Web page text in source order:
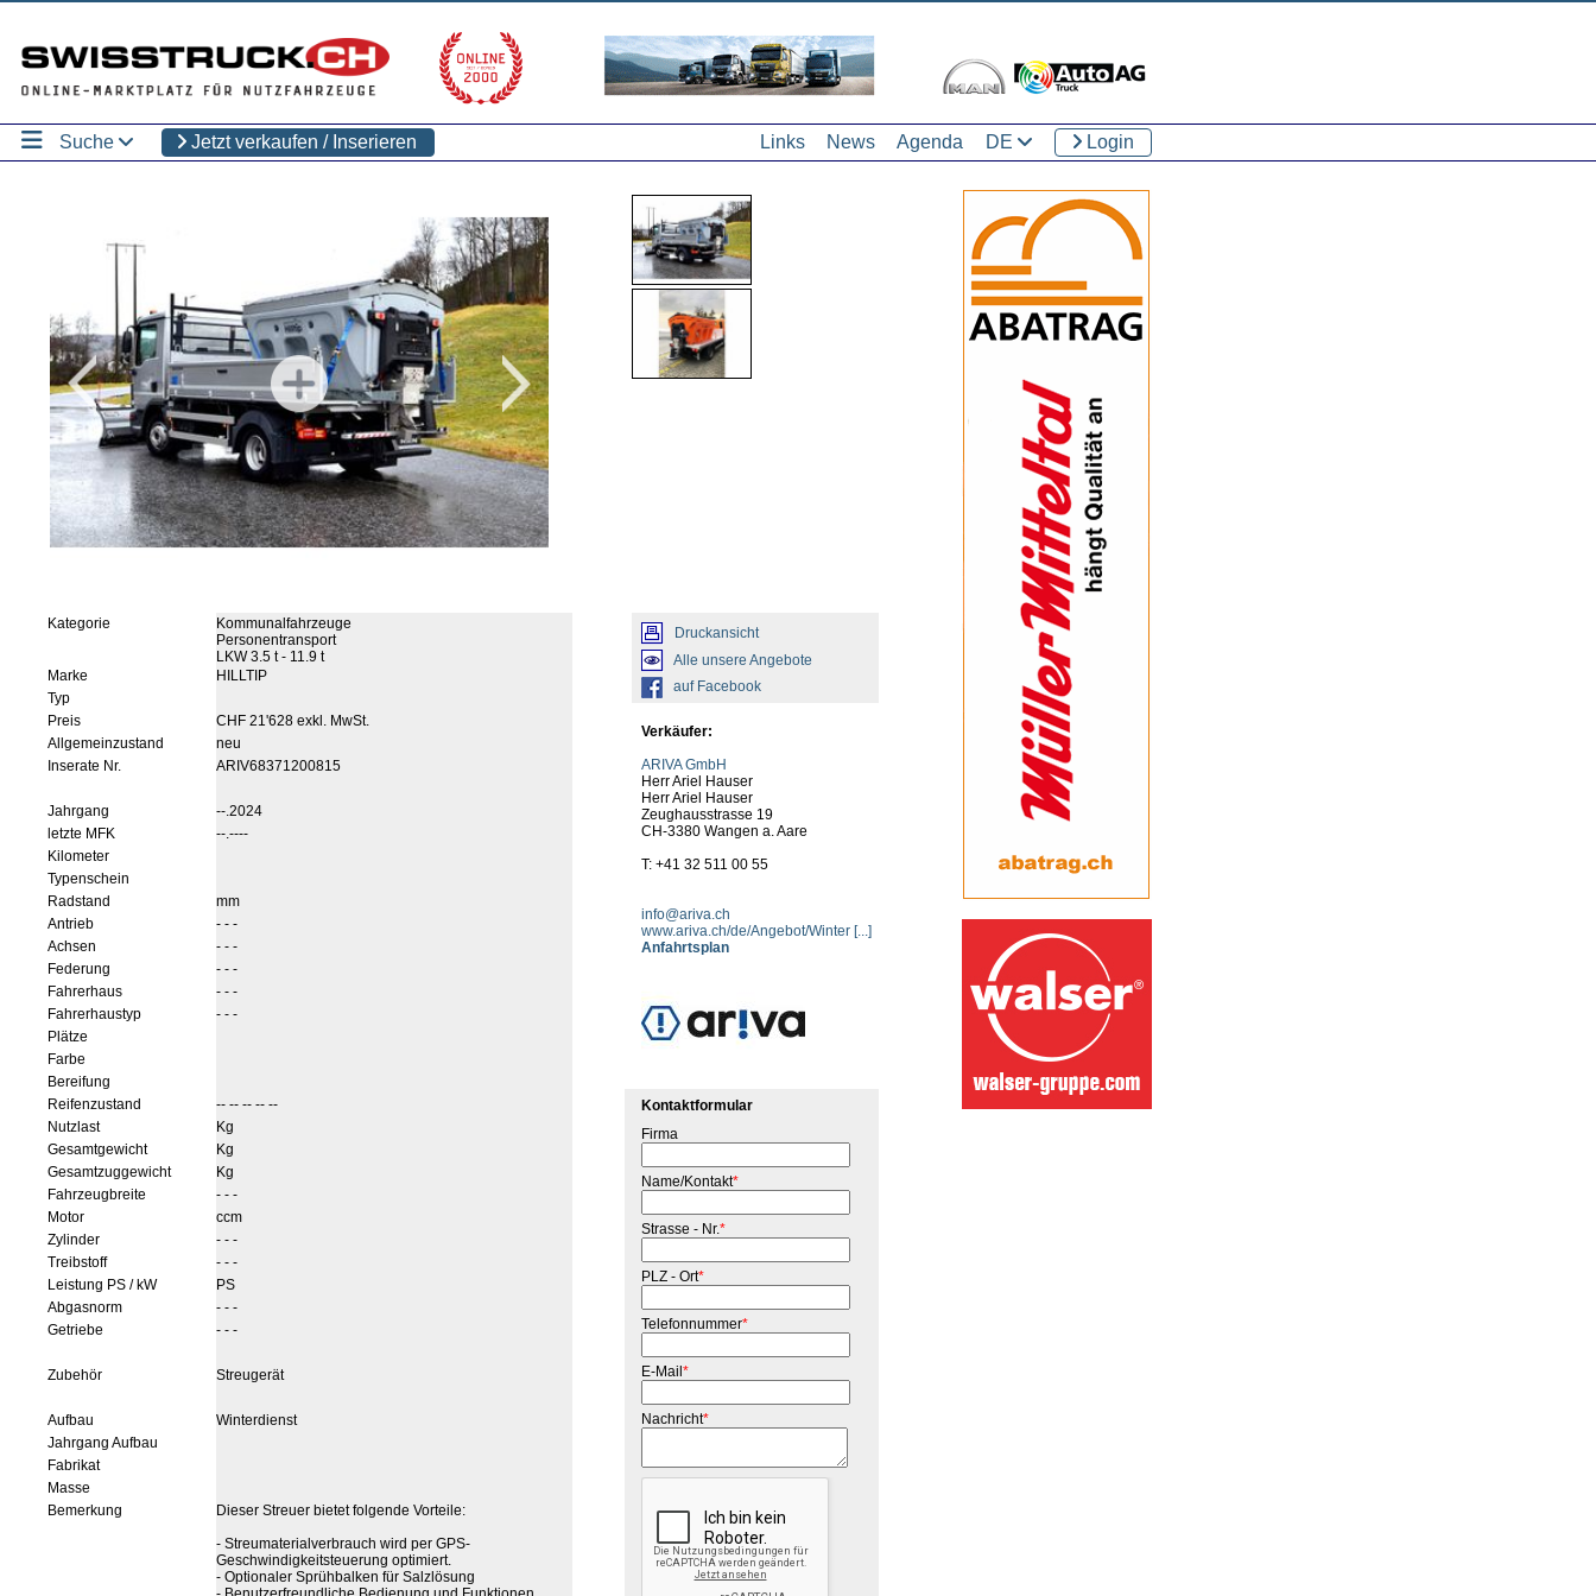
Suche Jetzt verkaufen / Inserieren Links News Agenda DE Login
Kategorie
Kommunalfahrzeuge
Personentransport
LKW 3.5 t - 11.9 t
Marke
HILLTIP
Typ
Preis
CHF 21'628 exkl. MwSt.
Allgemeinzustand
neu
Inserate Nr.
ARIV68371200815
Jahrgang
--.2024
letzte MFK
--.----
Kilometer
Typenschein
Radstand
mm
Antrieb
- - -
Achsen
- - -
Federung
- - -
Fahrerhaus
- - -
Fahrerhaustyp
- - -
Plätze
Farbe
Bereifung
Reifenzustand
-- -- -- -- --
Nutzlast
Kg
Gesamtgewicht
Kg
Gesamtzuggewicht
Kg
Fahrzeugbreite
- - -
Motor
ccm
Zylinder
- - -
Treibstoff
- - -
Leistung PS / kW
PS
Abgasnorm
- - -
Getriebe
- - -
Zubehör Streugerät
Aufbau
Winterdienst
Jahrgang Aufbau
Fabrikat
Masse
Bemerkung
Dieser Streuer bietet folgende Vorteile:
- Streumaterialverbrauch wird per GPS-
Geschwindigkeitsteuerung optimiert.
- Optionaler Sprühbalken für Salzlösung
Druckansicht
Alle unsere Angebote
auf Facebook
Verkäufer:
ARIVA GmbH
Herr Ariel Hauser
Herr Ariel Hauser
Zeughausstrasse 19
CH-3380 Wangen a. Aare
T: +41 32 511 00 55
info@ariva.ch
www.ariva.ch/de/Angebot/Winter [...]
Anfahrtsplan
Kontaktformular
Firma
Name/Kontakt*
Strasse - Nr.*
PLZ - Ort*
Telefonnummer*
E-Mail *
Nachricht*